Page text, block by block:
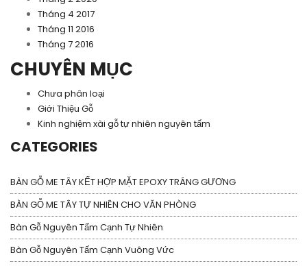
Tháng 4 2017
Tháng 11 2016
Tháng 7 2016
CHUYÊN MỤC
Chưa phân loại
Giới Thiệu Gỗ
Kinh nghiệm xài gỗ tự nhiên nguyên tấm
CATEGORIES
BÀN GỖ ME TÂY KẾT HỢP MẶT EPOXY TRÁNG GƯƠNG
BÀN GỖ ME TÂY TỰ NHIÊN CHO VĂN PHÒNG
Bàn Gỗ Nguyên Tấm Cạnh Tự Nhiên
Bàn Gỗ Nguyên Tấm Cạnh Vuông Vức